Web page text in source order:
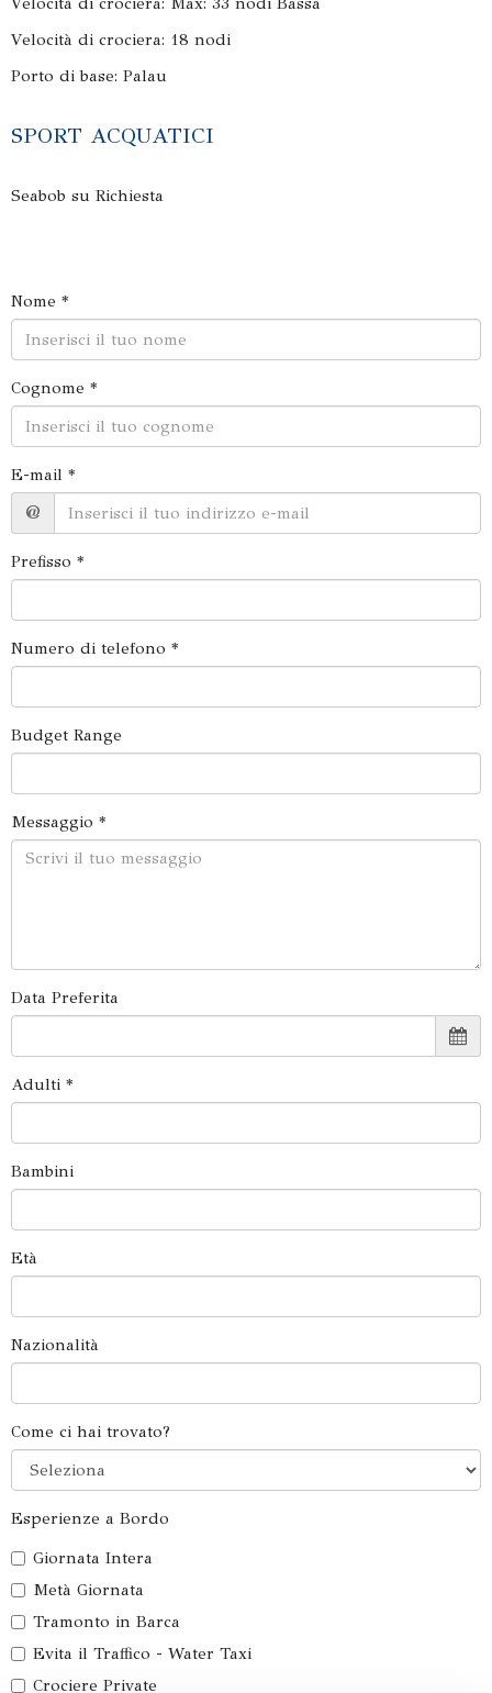
Velocità di crociera: 18 nodi
Porto di base: Palau
SPORT ACQUATICI
Seabob su Richiesta
Nome *
Cognome *
E-mail *
@
Prefisso *
Numero di telefono *
Budget Range
Messaggio *
Data Preferita
Adulti *
Bambini
Età
Nazionalità
Come ci hai trovato?
Esperienze a Bordo
Giornata Intera
Metà Giornata
Tramonto in Barca
Evita il Traffico - Water Taxi
Crociere Private